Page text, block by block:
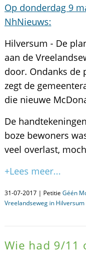
Op donderdag 9
NhNieuws:
Hilversum - De
aan de
door. Ondanks de
zegt de
die nieuwe
De
boze bewoners
veel overlast,
+Lees meer...
31-07-2017 | Petitie Géén
Vreelandseweg in Hilversum
Wie had 9/11